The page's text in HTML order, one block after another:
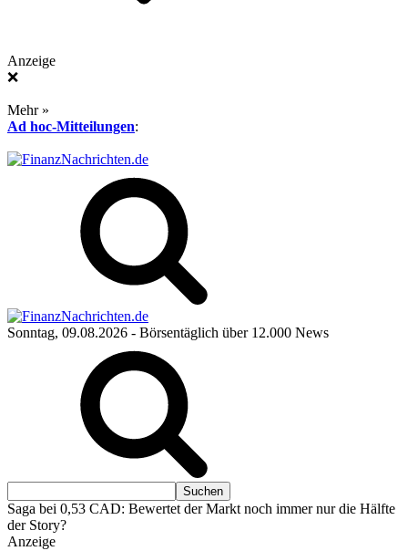
Anzeige
❌
Mehr »
Ad hoc-Mitteilungen:
Sonntag, 09.08.2026 - Börsentäglich über 12.000 News
Saga bei 0,53 CAD: Bewertet der Markt noch immer nur die Hälfte
der Story?
Anzeige